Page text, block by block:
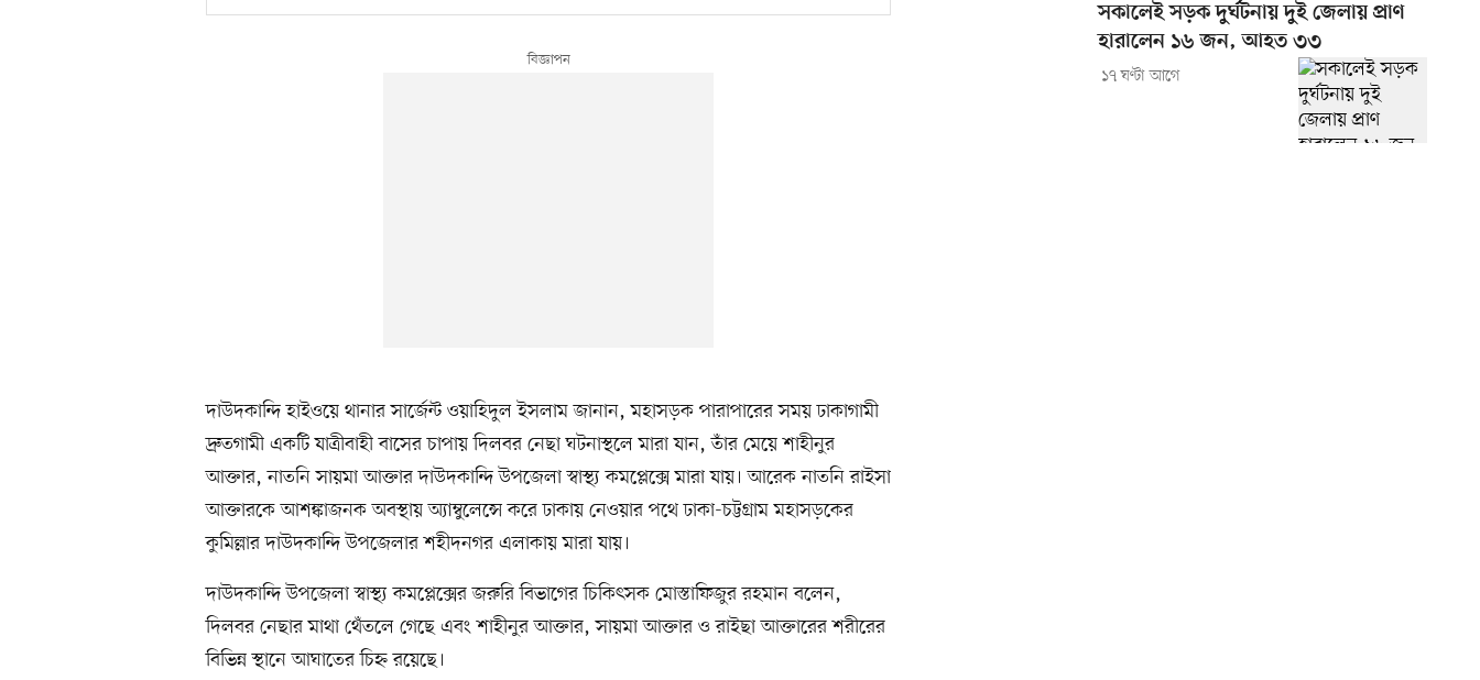
দাউদকান্দি হাইওয়ে থানার সার্জেন্ট ওয়াহিদুল ইসলাম জানান, মহাসড়ক পারাপারের সময় ঢাকাগামী
দ্রুতগামী একটি যাত্রীবাহী বাসের চাপায় দিলবর নেছা ঘটনাস্থলে মারা যান, তাঁর মেয়ে শাহীনুর
আক্তার, নাতনি সায়মা আক্তার দাউদকান্দি উপজেলা স্বাস্থ্য কমপ্লেক্সে মারা যায়। আরেক নাতনি রাইসা
আক্তারকে আশঙ্কাজনক অবস্থায় অ্যাম্বুলেন্সে করে ঢাকায় নেওয়ার পথে ঢাকা-চট্টগ্রাম মহাসড়কের
কুমিল্লার দাউদকান্দি উপজেলার শহীদনগর এলাকায় মারা যায়।
দাউদকান্দি উপজেলা স্বাস্থ্য কমপ্লেক্সের জরুরি বিভাগের চিকিৎসক মোস্তাফিজুর রহমান বলেন,
দিলবর নেছার মাথা থেঁতলে গেছে এবং শাহীনুর আক্তার, সায়মা আক্তার ও রাইছা আক্তারের শরীরের
বিভিন্ন স্থানে আঘাতের চিহ্ন রয়েছে।
সকালেই সড়ক দুর্ঘটনায় দুই জেলায় প্রাণ
হারালেন ১৬ জন, আহত ৩৩
১৭ ঘণ্টা আগে